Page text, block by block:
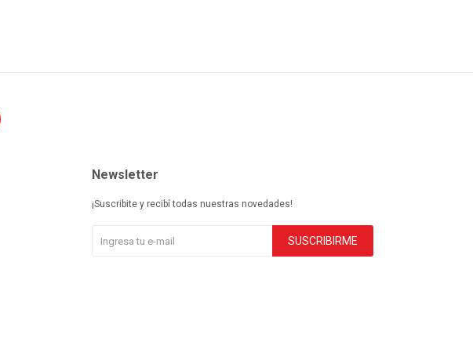
Newsletter
¡Suscribite y recibí todas nuestras novedades!
SUSCRIBIRME